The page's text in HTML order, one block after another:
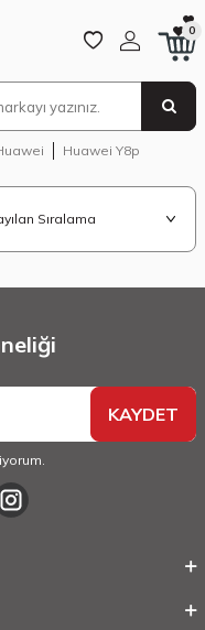
0
Huawei Y8p
KAYDET